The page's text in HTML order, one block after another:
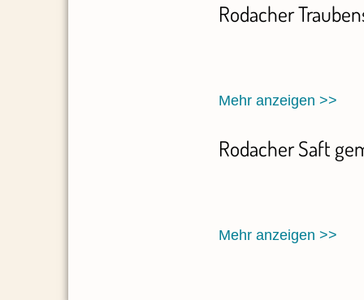
Rodacher
Mehr anzeigen >>
Rodacher Saft
Mehr anzeigen >>